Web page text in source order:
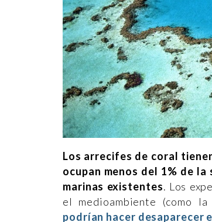
Los arrecifes de coral
ocupan menos del 1% de
marinas existentes. Los
el medioambiente (como
podrían hacer desaparecer